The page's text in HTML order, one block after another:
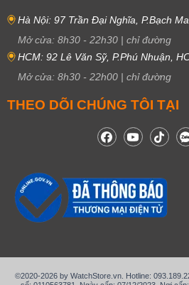
Hà Nội: 97 Trần Đại Nghĩa, P.Bạch
Mở cửa: 8h30 - 22h30 | chỉ đường
HCM: 92 Lê Văn Sỹ, P.Phú Nhuận,
Mở cửa: 8h30 - 22h00 | chỉ đường
THEO DÕI CHÚNG TÔI TẠI
©2020-2026 by WatchStore.vn. Hotline: